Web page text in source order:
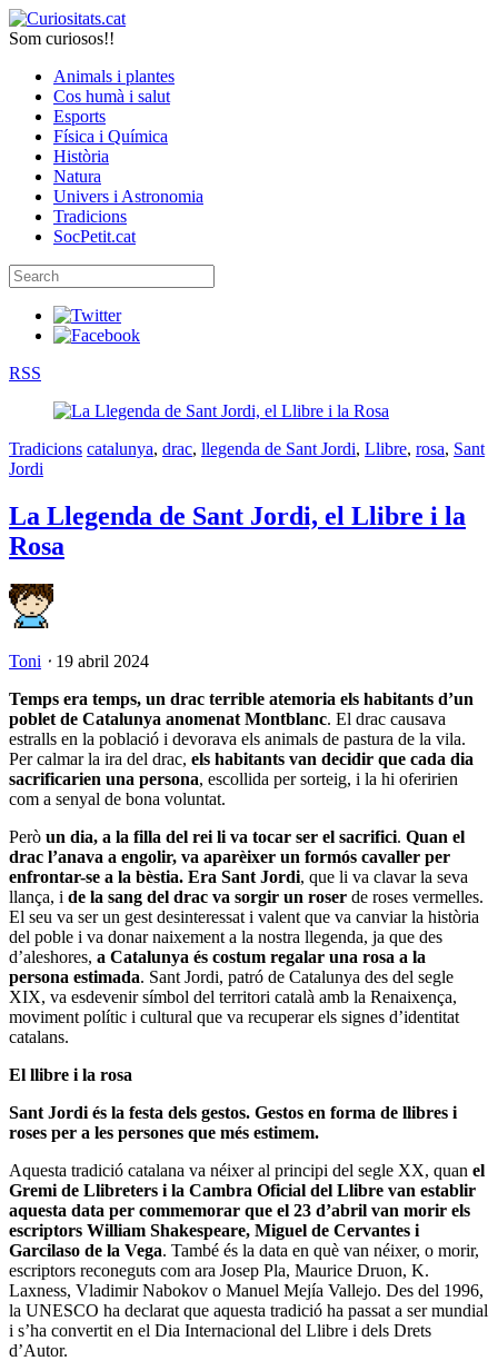
Som curiosos!!
Animals i plantes
Cos humà i salut
Esports
Física i Química
Història
Natura
Univers i Astronomia
Tradicions
SocPetit.cat
RSS
Tradicions catalunya, drac, llegenda de Sant Jordi, Llibre, rosa, Sant
Jordi
La Llegenda de Sant Jordi, el Llibre i la
Rosa
Toni ⋅ 19 abril 2024
Temps era temps, un drac terrible atemoria els habitants d’un
poblet de Catalunya anomenat Montblanc. El drac causava
estralls en la població i devorava els animals de pastura de la vila.
Per calmar la ira del drac, els habitants van decidir que cada dia
sacrificarien una persona, escollida per sorteig, i la hi oferirien
com a senyal de bona voluntat.
Però un dia, a la filla del rei li va tocar ser el sacrifici. Quan el
drac l’anava a engolir, va aparèixer un formós cavaller per
enfrontar-se a la bèstia. Era Sant Jordi, que li va clavar la seva
llança, i de la sang del drac va sorgir un roser de roses vermelles.
El seu va ser un gest desinteressat i valent que va canviar la història
del poble i va donar naixement a la nostra llegenda, ja que des
d’aleshores, a Catalunya és costum regalar una rosa a la
persona estimada. Sant Jordi, patró de Catalunya des del segle
XIX, va esdevenir símbol del territori català amb la Renaixença,
moviment polític i cultural que va recuperar els signes d’identitat
catalans.
El llibre i la rosa
Sant Jordi és la festa dels gestos. Gestos en forma de llibres i
roses per a les persones que més estimem.
Aquesta tradició catalana va néixer al principi del segle XX, quan el
Gremi de Llibreters i la Cambra Oficial del Llibre van establir
aquesta data per commemorar que el 23 d’abril van morir els
escriptors William Shakespeare, Miguel de Cervantes i
Garcilaso de la Vega. També és la data en què van néixer, o morir,
escriptors reconeguts com ara Josep Pla, Maurice Druon, K.
Laxness, Vladimir Nabokov o Manuel Mejía Vallejo. Des del 1996,
la UNESCO ha declarat que aquesta tradició ha passat a ser mundial
i s’ha convertit en el Dia Internacional del Llibre i dels Drets
d’Autor.